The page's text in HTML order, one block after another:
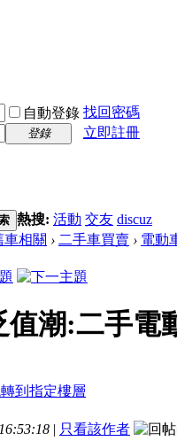
自動登錄 找回密碼
登錄
立即註冊
熱搜: 活動 交友 discuz
車相關 › 二手車買賣 › 電動
值潮:二手電
| 只看該作者